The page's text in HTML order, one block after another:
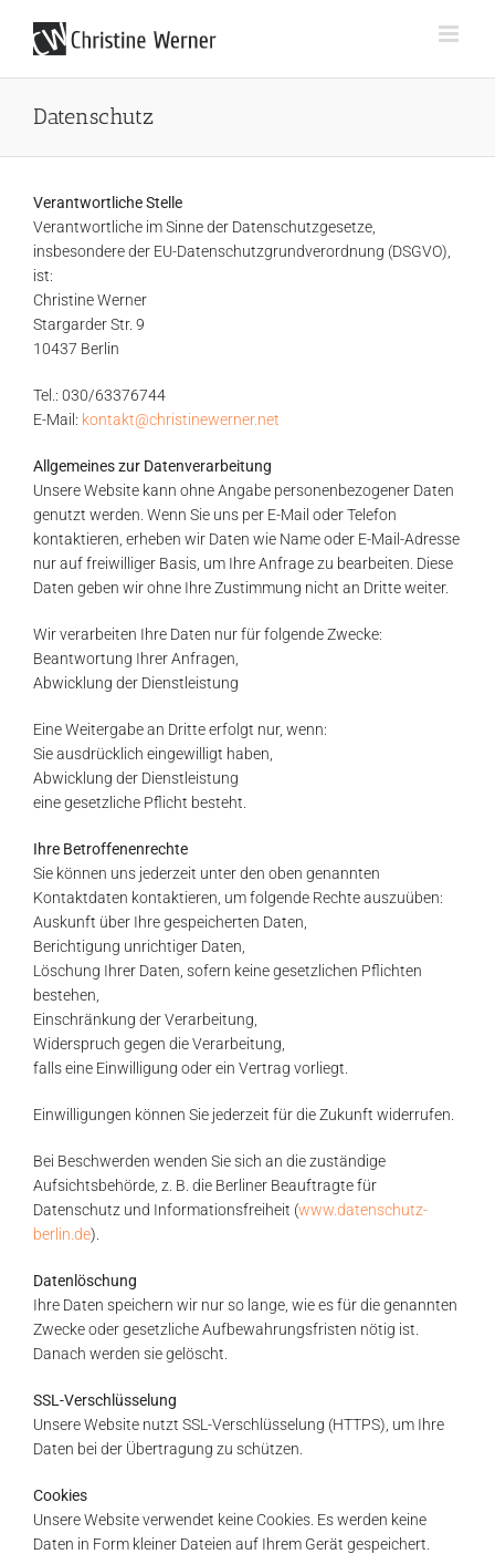
Inhalt
springen
Datenschutz
Verantwortliche Stelle
Verantwortliche im Sinne der Datenschutzgesetze,
insbesondere der EU-Datenschutzgrundverordnung (DSGVO),
ist:
Christine Werner
Stargarder Str. 9
10437 Berlin
Tel.: 030/63376744
E-Mail: kontakt@christinewerner.net
Allgemeines zur Datenverarbeitung
Unsere Website kann ohne Angabe personenbezogener Daten
genutzt werden. Wenn Sie uns per E-Mail oder Telefon
kontaktieren, erheben wir Daten wie Name oder E-Mail-Adresse
nur auf freiwilliger Basis, um Ihre Anfrage zu bearbeiten. Diese
Daten geben wir ohne Ihre Zustimmung nicht an Dritte weiter.
Wir verarbeiten Ihre Daten nur für folgende Zwecke:
Beantwortung Ihrer Anfragen,
Abwicklung der Dienstleistung
Eine Weitergabe an Dritte erfolgt nur, wenn:
Sie ausdrücklich eingewilligt haben,
Abwicklung der Dienstleistung
eine gesetzliche Pflicht besteht.
Ihre Betroffenenrechte
Sie können uns jederzeit unter den oben genannten
Kontaktdaten kontaktieren, um folgende Rechte auszuüben:
Auskunft über Ihre gespeicherten Daten,
Berichtigung unrichtiger Daten,
Löschung Ihrer Daten, sofern keine gesetzlichen Pflichten
bestehen,
Einschränkung der Verarbeitung,
Widerspruch gegen die Verarbeitung,
falls eine Einwilligung oder ein Vertrag vorliegt.
Einwilligungen können Sie jederzeit für die Zukunft widerrufen.
Bei Beschwerden wenden Sie sich an die zuständige
Aufsichtsbehörde, z. B. die Berliner Beauftragte für
Datenschutz und Informationsfreiheit (www.datenschutz-
berlin.de).
Datenlöschung
Ihre Daten speichern wir nur so lange, wie es für die genannten
Zwecke oder gesetzliche Aufbewahrungsfristen nötig ist.
Danach werden sie gelöscht.
SSL-Verschlüsselung
Unsere Website nutzt SSL-Verschlüsselung (HTTPS), um Ihre
Daten bei der Übertragung zu schützen.
Cookies
Unsere Website verwendet keine Cookies. Es werden keine
Daten in Form kleiner Dateien auf Ihrem Gerät gespeichert.